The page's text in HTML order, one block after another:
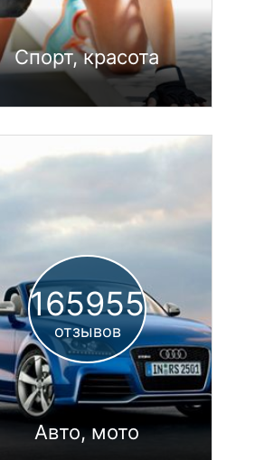
Спорт, красота
165955
отзывов
Авто, мото